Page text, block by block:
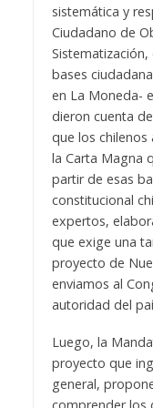
sistemática y
Ciudadano de
bases
en La Moneda-
dieron cuenta
que los chilenos
la Carta Magna
partir de esas
constitucional
expertos,
que exige una
proyecto de
enviamos al
autoridad del
Luego, la
proyecto que
general,
comprender los